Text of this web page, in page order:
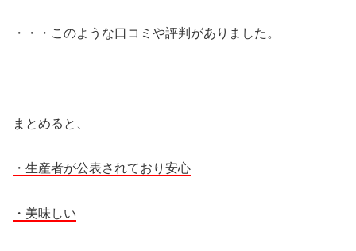
・・・このような口コミや評判がありました。
まとめると、
・生産者が公表されており安心
・美味しい